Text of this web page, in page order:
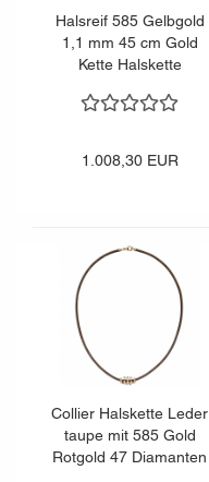
Halsreif 585 Gelbgold
1,1 mm 45 cm Gold
Kette Halskette
1.008,30 EUR
Collier Halskette Leder
taupe mit 585 Gold
Rotgold 47 Diamanten